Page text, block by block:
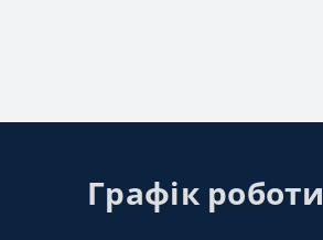
Графік роботи